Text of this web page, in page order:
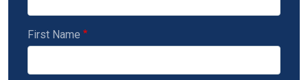
First Name